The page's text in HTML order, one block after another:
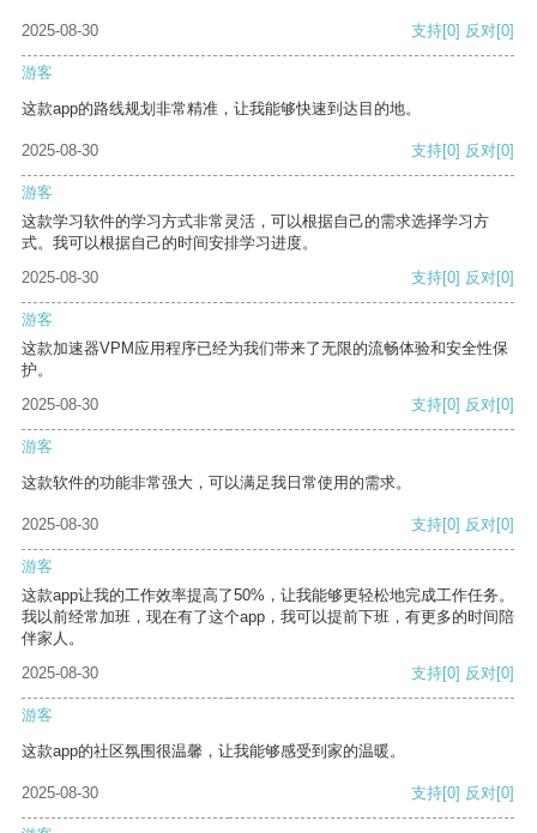
2025-08-30 支持[0] 反对[0]
游客
这款app的路线规划非常精准，让我能够快速到达目的地。
2025-08-30 支持[0] 反对[0]
游客
这款学习软件的学习方式非常灵活，可以根据自己的需求选择学习方
式。我可以根据自己的时间安排学习进度。
2025-08-30
支持[0] 反对[0]
游客
这款加速器VPM应用程序已经为我们带来了无限的流畅体验和安全性保
护。
2025-08-30
支持[0] 反对[0]
游客
这款软件的功能非常强大，可以满足我日常使用的需求。
2025-08-30 支持[0] 反对[0]
游客
这款app让我的工作效率提高了50%，让我能够更轻松地完成工作任务。
我以前经常加班，现在有了这个app，我可以提前下班，有更多的时间陪
伴家人。
2025-08-30
支持[0] 反对[0]
游客
这款app的社区氛围很温馨，让我能够感受到家的温暖。
2025-08-30 支持[0] 反对[0]